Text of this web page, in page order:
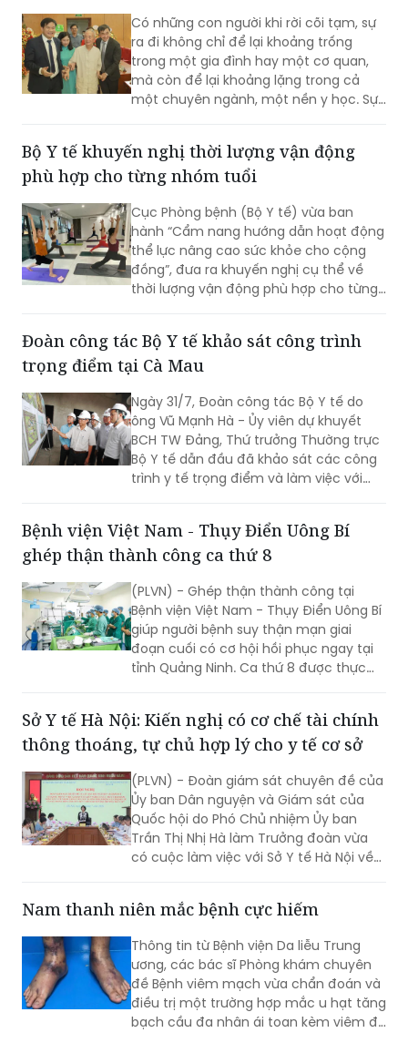
trong một gia đình hay một cơ quan,
mà còn để lại khoảng lặng trong cả
một chuyên ngành, một nền y học. Sự
từ biệt của Anh hùng Lao động, Thầy
thuốc Nhân dân, Giáo sư Vũ Văn Đính là
một mất mát như vậy.
Bộ Y tế khuyến nghị thời lượng vận động
Cục Phòng bệnh (Bộ Y tế) vừa ban
hành “Cẩm nang hướng dẫn hoạt động
thể lực nâng cao sức khỏe cho cộng
đồng”, đưa ra khuyến nghị cụ thể về
thời lượng vận động phù hợp cho từng
nhóm tuổi, từ trẻ em dưới 1 tuổi đến
người cao tuổi nhằm nâng cao sức
khỏe và phòng ngừa bệnh tật.
Đoàn công tác Bộ Y tế khảo sát công trình
Ngày 31/7, Đoàn công tác Bộ Y tế do
ông Vũ Mạnh Hà - Ủy viên dự khuyết
BCH TW Đảng, Thứ trưởng Thường trực
Bộ Y tế dẫn đầu đã khảo sát các công
trình y tế trọng điểm và làm việc với
lãnh đạo tỉnh Cà Mau nhằm đánh giá
hiện trạng, tháo gỡ khó khăn, định
hướng phát triển hệ thống y tế địa
đáp ứng yêu cầu chăm sóc sức khỏe
nhân dân trong giai đoạn mới.
Bệnh viện Việt Nam - Thụy Điển Uông Bí
(PLVN) - Ghép thận thành công tại
Bệnh viện Việt Nam - Thụy Điển Uông Bí
giúp người bệnh suy thận mạn giai
đoạn cuối có cơ hội hồi phục ngay tại
tỉnh Quảng Ninh. Ca thứ 8 được thực
hiện với sự hỗ trợ của Bệnh viện Việt
Đức.
Sở Y tế Hà Nội: Kiến nghị có cơ chế tài chính
(PLVN) - Đoàn giám sát chuyên đề của
Ủy ban Dân nguyện và Giám sát của
Quốc hội do Phó Chủ nhiệm Ủy ban
Trần Thị Nhị Hà làm Trưởng đoàn vừa
có cuộc làm việc với Sở Y tế Hà Nội về
việc “giải quyết kiến nghị của cử tri về
bảo đảm nhân lực y tế nhằm nâng cao
chất lượng hoạt động của trạm y tế
quyền địa phương 2 cấp (CQĐP2C)”.
Nam thanh niên mắc bệnh cực hiếm
Thông tin từ Bệnh viện Da liễu Trung
ương, các bác sĩ Phòng khám chuyên
đề Bệnh viêm mạch vừa chẩn đoán và
điều trị một trường hợp mắc u hạt tăng
bạch cầu đa nhân ái toan kèm viêm đa
mạch (Eosinophilic Granulomatosis
with Polyangiitis - EGPA) – một bệnh lý
viêm mạch máu kích thước nhỏ và
Hiểu đúng quy định pháp luật về thuốc lào